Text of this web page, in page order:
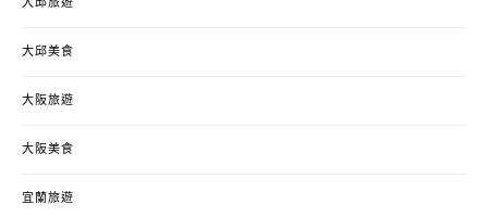
大邱旅遊
大邱美食
大阪旅遊
大阪美食
宜蘭旅遊